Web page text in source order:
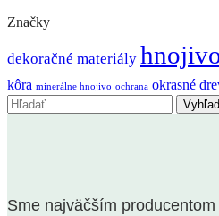
Značky
dekoračné materiály
kôra minerálne hnojivo ochrana okrasné
Sme najväčším